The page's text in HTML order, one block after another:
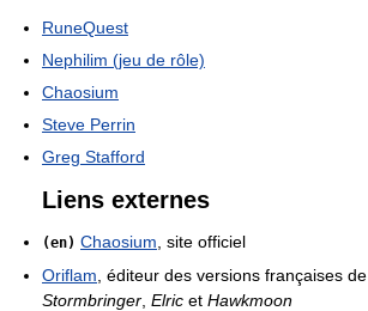
RuneQuest
Nephilim (jeu de rôle)
Chaosium
Steve Perrin
Greg Stafford
Liens externes
(en) Chaosium , site officiel
Oriflam , éditeur des versions françaises de
Stormbringer Elric et Hawkmoon